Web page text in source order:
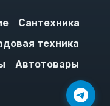
Сантехника
техника
Автотовары